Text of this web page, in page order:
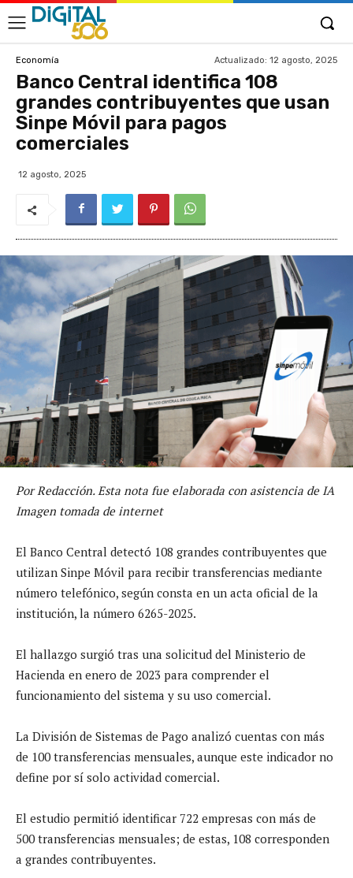
Economía Actualizado: 12 agosto, 2025
Banco Central identifica 108
grandes contribuyentes que usan
Sinpe Móvil para pagos
comerciales
12 agosto, 2025
Por Redacción. Esta nota fue elaborada con asistencia de IA
Imagen tomada de internet
El Banco Central detectó 108 grandes contribuyentes que
utilizan Sinpe Móvil para recibir transferencias mediante
número telefónico, según consta en un acta oficial de la
institución, la número 6265-2025.
El hallazgo surgió tras una solicitud del Ministerio de
Hacienda en enero de 2023 para comprender el
funcionamiento del sistema y su uso comercial.
La División de Sistemas de Pago analizó cuentas con más
de 100 transferencias mensuales, aunque este indicador no
define por sí solo actividad comercial.
El estudio permitió identificar 722 empresas con más de
500 transferencias mensuales; de estas, 108 corresponden
a grandes contribuyentes.